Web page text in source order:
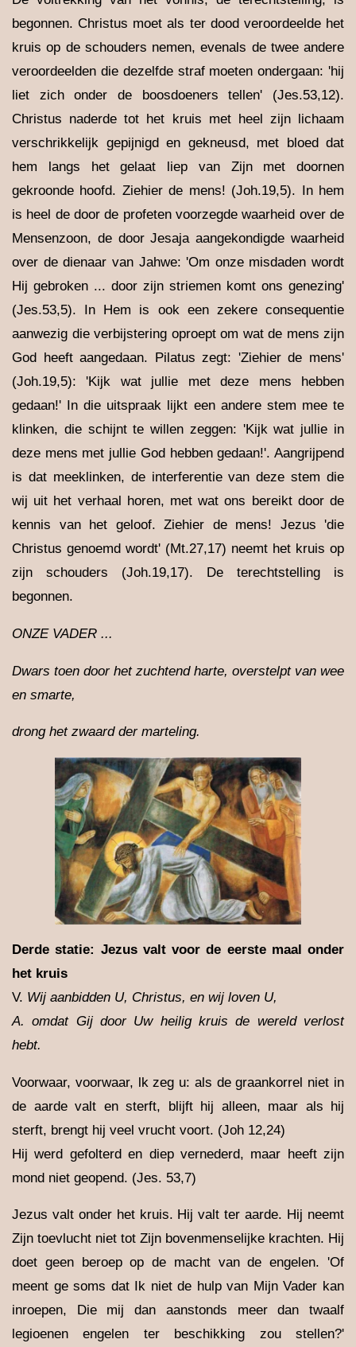
begonnen. Christus moet als ter dood veroordeelde het
kruis op de schouders nemen, evenals de twee andere
veroordeelden die dezelfde straf moeten ondergaan: 'hij
liet zich onder de boosdoeners tellen' (Jes.53,12).
Christus naderde tot het kruis met heel zijn lichaam
verschrikkelijk gepijnigd en gekneusd, met bloed dat
hem langs het gelaat liep van Zijn met doornen
gekroonde hoofd. Ziehier de mens! (Joh.19,5). In hem
is heel de door de profeten voorzegde waarheid over de
Mensenzoon, de door Jesaja aangekondigde waarheid
over de dienaar van Jahwe: 'Om onze misdaden wordt
Hij gebroken ... door zijn striemen komt ons genezing'
(Jes.53,5). In Hem is ook een zekere consequentie
aanwezig die verbijstering oproept om wat de mens zijn
God heeft aangedaan. Pilatus zegt: 'Ziehier de mens'
(Joh.19,5): 'Kijk wat jullie met deze mens hebben
gedaan!' In die uitspraak lijkt een andere stem mee te
klinken, die schijnt te willen zeggen: 'Kijk wat jullie in
deze mens met jullie God hebben gedaan!'. Aangrijpend
is dat meeklinken, de interferentie van deze stem die
wij uit het verhaal horen, met wat ons bereikt door de
kennis van het geloof. Ziehier de mens! Jezus 'die
Christus genoemd wordt' (Mt.27,17) neemt het kruis op
zijn schouders (Joh.19,17). De terechtstelling is
begonnen.
ONZE VADER ...
Dwars toen door het zuchtend harte, overstelpt van wee
en smarte,
drong het zwaard der marteling.
Derde statie: Jezus valt voor de eerste maal onder
het kruis
V. Wij aanbidden U, Christus, en wij loven U,
A. omdat Gij door Uw heilig kruis de wereld verlost
hebt.
Voorwaar, voorwaar, lk zeg u: als de graankorrel niet in
de aarde valt en sterft, blijft hij alleen, maar als hij
sterft, brengt hij veel vrucht voort. (Joh 12,24)
Hij werd gefolterd en diep vernederd, maar heeft zijn
mond niet geopend. (Jes. 53,7)
Jezus valt onder het kruis. Hij valt ter aarde. Hij neemt
Zijn toevlucht niet tot Zijn bovenmenselijke krachten. Hij
doet geen beroep op de macht van de engelen. 'Of
meent ge soms dat Ik niet de hulp van Mijn Vader kan
inroepen, Die mij dan aanstonds meer dan twaalf
legioenen engelen ter beschikking zou stellen?'